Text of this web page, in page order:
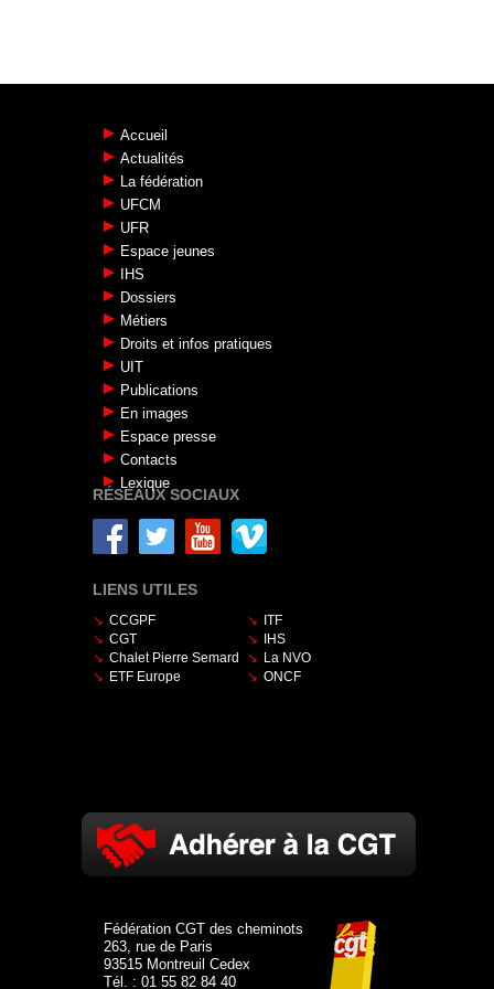
Accueil
Actualités
La fédération
UFCM
UFR
Espace jeunes
IHS
Dossiers
Métiers
Droits et infos pratiques
UIT
Publications
En images
Espace presse
Contacts
Lexique
RÉSEAUX SOCIAUX
LIENS UTILES
CCGPF
CGT
Chalet Pierre Semard
ETF Europe
ITF
IHS
La NVO
ONCF
Fédération CGT des cheminots
263, rue de Paris
93515 Montreuil Cedex
Tél. : 01 55 82 84 40